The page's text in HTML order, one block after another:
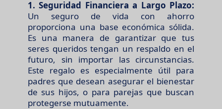
1. Seguridad Financiera a Largo Plazo:
Un seguro de vida con ahorro
proporciona una base económica sólida.
Es una manera de garantizar que tus
seres queridos tengan un respaldo en el
futuro, sin importar las circunstancias.
Este regalo es especialmente útil para
padres que desean asegurar el bienestar
de sus hijos, o para parejas que buscan
protegerse mutuamente.